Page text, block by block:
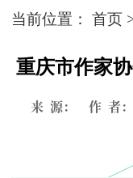
当前位置：首页
重庆市作家
来 源： 作 者